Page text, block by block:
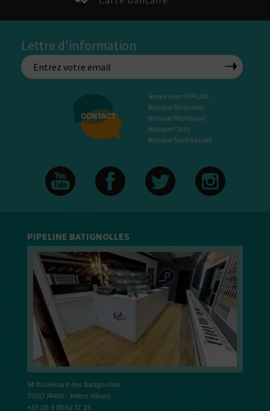
Lettre d'information
Service client PIPELINE
Boutique Batignolles
Boutique République
Boutique Clichy
Boutique Saint Nazaire
PIPELINE BATIGNOLLES
94 Boulevard des Batignolles
75017 PARIS - Métro Villiers
+33 (0) 9 80 62 37 19